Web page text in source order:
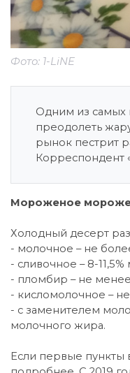
Фото: 1-LiNE
Одним из самых
преодолеть
рынок пестрит
Корреспондент
Мороженое
Холодный десерт
- молочное – не
- сливочное – 8-
- пломбир – не
- кисломолочное –
- с заменителем
молочного жира.
Если первые пункты